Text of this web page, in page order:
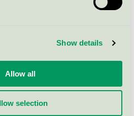
Show details
Allow all
selection
39x780 mm
Vit
klotljus